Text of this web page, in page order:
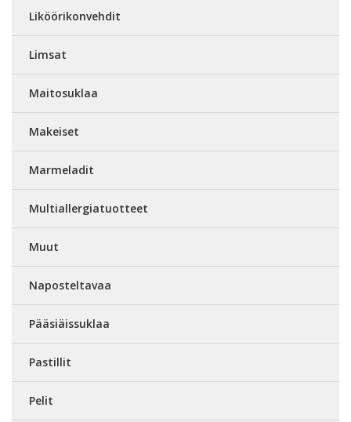
Liköörikonvehdit
Limsat
Maitosuklaa
Makeiset
Marmeladit
Multiallergiatuotteet
Muut
Naposteltavaa
Pääsiäissuklaa
Pastillit
Pelit